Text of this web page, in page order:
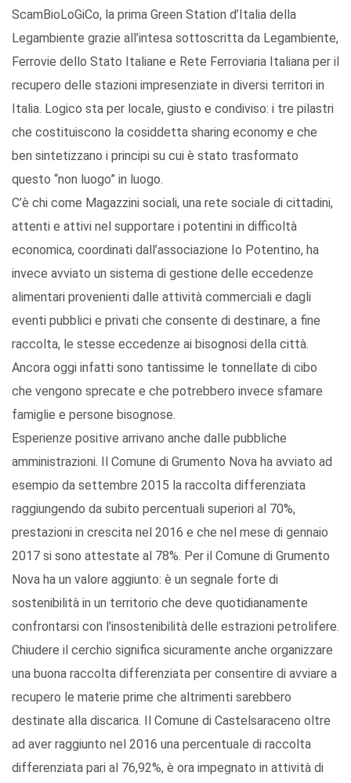
ScamBioLoGiCo, la prima Green Station d’Italia della
Legambiente grazie all’intesa sottoscritta da Legambiente,
Ferrovie dello Stato Italiane e Rete Ferroviaria Italiana per il
recupero delle stazioni impresenziate in diversi territori in
Italia. Logico sta per locale, giusto e condiviso: i tre pilastri
che costituiscono la cosiddetta sharing economy e che
ben sintetizzano i principi su cui è stato trasformato
questo “non luogo” in luogo.
C’è chi come Magazzini sociali, una rete sociale di cittadini,
attenti e attivi nel supportare i potentini in difficoltà
economica, coordinati dall’associazione Io Potentino, ha
invece avviato un sistema di gestione delle eccedenze
alimentari provenienti dalle attività commerciali e dagli
eventi pubblici e privati che consente di destinare, a fine
raccolta, le stesse eccedenze ai bisognosi della città.
Ancora oggi infatti sono tantissime le tonnellate di cibo
che vengono sprecate e che potrebbero invece sfamare
famiglie e persone bisognose.
Esperienze positive arrivano anche dalle pubbliche
amministrazioni. Il Comune di Grumento Nova ha avviato ad
esempio da settembre 2015 la raccolta differenziata
raggiungendo da subito percentuali superiori al 70%,
prestazioni in crescita nel 2016 e che nel mese di gennaio
2017 si sono attestate al 78%. Per il Comune di Grumento
Nova ha un valore aggiunto: è un segnale forte di
sostenibilità in un territorio che deve quotidianamente
confrontarsi con l'insostenibilità delle estrazioni petrolifere.
Chiudere il cerchio significa sicuramente anche organizzare
una buona raccolta differenziata per consentire di avviare a
recupero le materie prime che altrimenti sarebbero
destinate alla discarica. Il Comune di Castelsaraceno oltre
ad aver raggiunto nel 2016 una percentuale di raccolta
differenziata pari al 76,92%, è ora impegnato in attività di